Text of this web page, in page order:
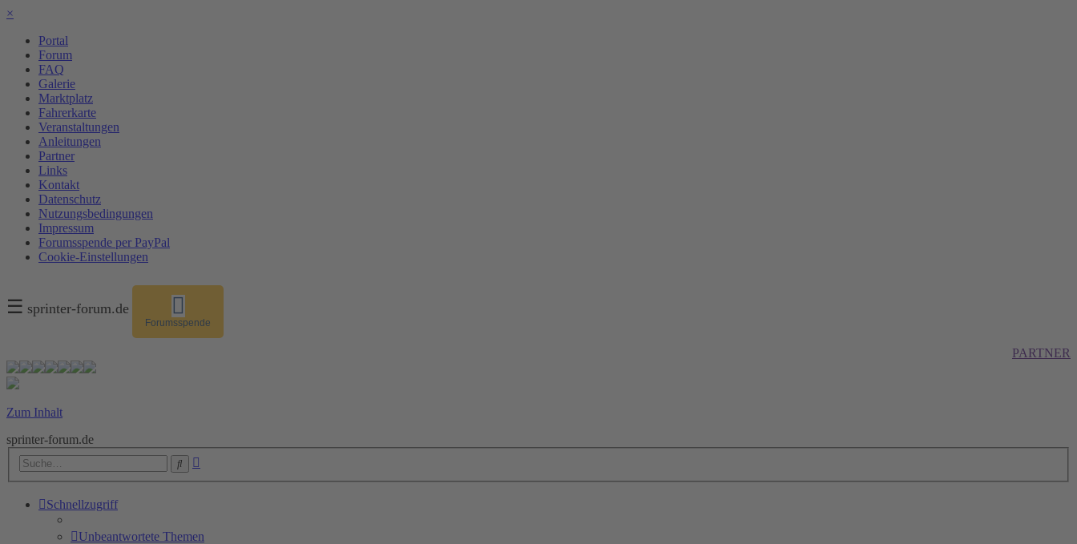
×
Portal
Forum
FAQ
Galerie
Marktplatz
Fahrerkarte
Veranstaltungen
Anleitungen
Partner
Links
Kontakt
Datenschutz
Nutzungsbedingungen
Impressum
Forumsspende per PayPal
Cookie-Einstellungen
☰ sprinter-forum.de
Forumsspende
PARTNER
Zum Inhalt
sprinter-forum.de
Suche
Schnellzugriff
Unbeantwortete Themen